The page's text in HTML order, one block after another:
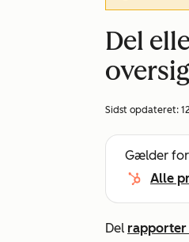
Del
Sidst opdateret:
Gælder
Alle
Del rapporter